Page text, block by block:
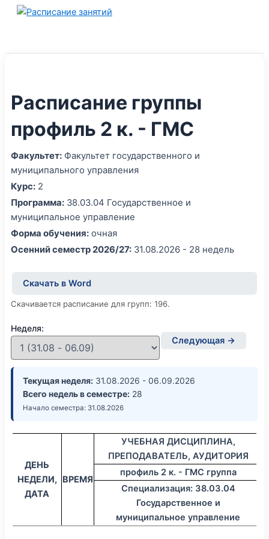
Перейти
Расписание группы
профиль 2 к. - ГМС
Факультет: Факультет государственного и
муниципального управления
Курс: 2
Программа: 38.03.04 Государственное и
муниципальное управление
Форма обучения: очная
Осенний семестр 2026/27: 31.08.2026 - 28 недель
Скачать в Word
Скачивается расписание для групп: 196.
Неделя:
Следующая →
Текущая неделя: 31.08.2026 - 06.09.2026
Всего недель в семестре: 28
Начало семестра: 31.08.2026
ДЕНЬ
НЕДЕЛИ,
ДАТА
ВРЕМЯ
УЧЕБНАЯ ДИСЦИПЛИНА,
ПРЕПОДАВАТЕЛЬ, АУДИТОРИЯ
профиль 2 к. - ГМС группа
Специализация: 38.03.04
Государственное и
муниципальное управление